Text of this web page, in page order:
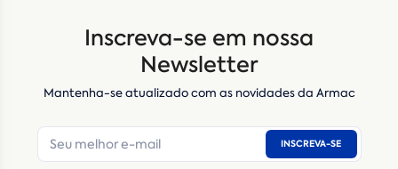
Inscreva-se em nossa
Newsletter
Mantenha-se atualizado com as novidades da Armac
INSCREVA-SE
E-mail*
Número de telefone